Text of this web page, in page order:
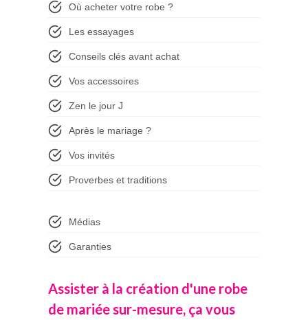
Où acheter votre robe ?
Les essayages
Conseils clés avant achat
Vos accessoires
Zen le jour J
Après le mariage ?
Vos invités
Proverbes et traditions
Médias
Garanties
Assister à la création d'une robe
de mariée sur-mesure, ça vous